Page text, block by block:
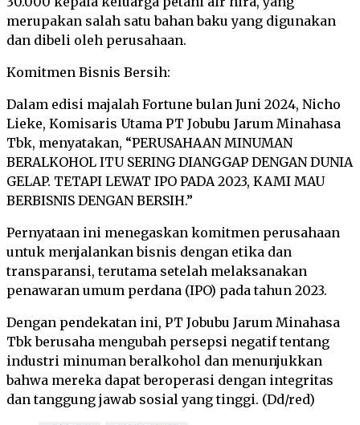
merupakan salah satu bahan baku yang digunakan
dan dibeli oleh perusahaan.
Komitmen Bisnis Bersih:
Dalam edisi majalah Fortune bulan Juni 2024, Nicho
Lieke, Komisaris Utama PT Jobubu Jarum Minahasa
Tbk, menyatakan, “PERUSAHAAN MINUMAN
BERALKOHOL ITU SERING DIANGGAP DENGAN DUNIA
GELAP. TETAPI LEWAT IPO PADA 2023, KAMI MAU
BERBISNIS DENGAN BERSIH.”
Pernyataan ini menegaskan komitmen perusahaan
untuk menjalankan bisnis dengan etika dan
transparansi, terutama setelah melaksanakan
penawaran umum perdana (IPO) pada tahun 2023.
Dengan pendekatan ini, PT Jobubu Jarum Minahasa
Tbk berusaha mengubah persepsi negatif tentang
industri minuman beralkohol dan menunjukkan
bahwa mereka dapat beroperasi dengan integritas
dan tanggung jawab sosial yang tinggi. (Dd/red)